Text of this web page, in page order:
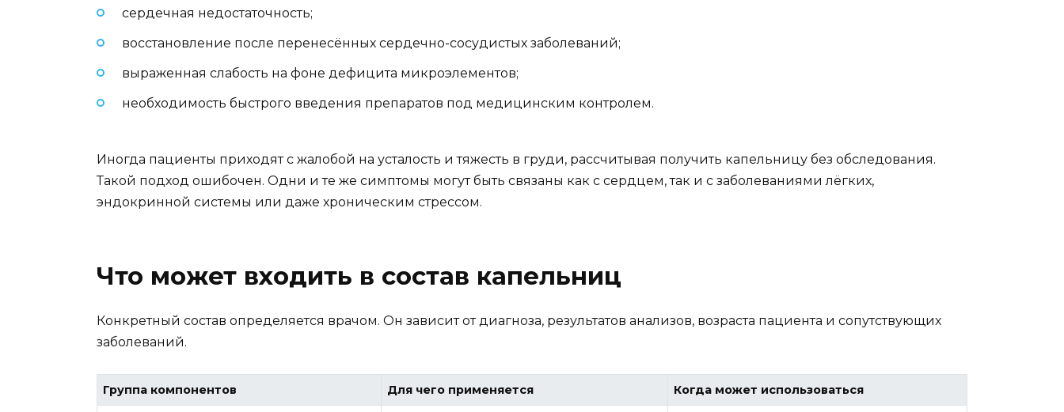
сердечная недостаточность;
восстановление после перенесённых сердечно-сосудистых заболеваний;
выраженная слабость на фоне дефицита микроэлементов;
необходимость быстрого введения препаратов под медицинским контролем.
Иногда пациенты приходят с жалобой на усталость и тяжесть в груди, рассчитывая получить капельницу без обследования.
Такой подход ошибочен. Одни и те же симптомы могут быть связаны как с сердцем, так и с заболеваниями лёгких,
эндокринной системы или даже хроническим стрессом.
Что может входить в состав капельниц
Конкретный состав определяется врачом. Он зависит от диагноза, результатов анализов, возраста пациента и сопутствующих
заболеваний.
Группа компонентов Для чего применяется Когда может использоваться